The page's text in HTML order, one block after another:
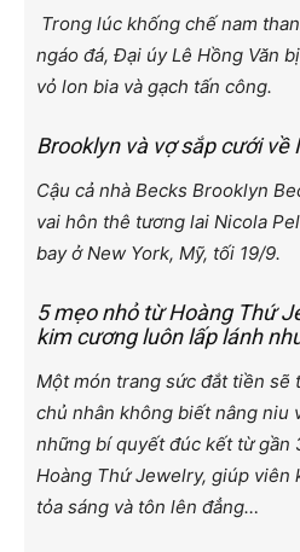
Trong lúc khống chế nam
ngáo đá, Đại úy Lê Hồng Văn
vỏ lon bia và gạch tấn công.
Brooklyn và vợ sắp cưới về
Cậu cả nhà Becks Brooklyn
vai hôn thê tương lai Nicola
bay ở New York, Mỹ, tối 19/9.
5 mẹo nhỏ từ Hoàng Thứ
kim cương luôn lấp lánh
Một món trang sức đắt tiền sẽ
chủ nhân không biết nâng niu
những bí quyết đúc kết từ gần
Hoàng Thứ Jewelry, giúp viên
tỏa sáng và tôn lên đẳng…